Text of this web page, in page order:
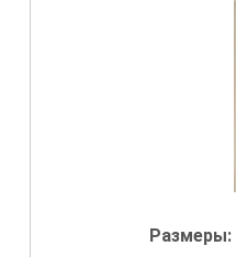
Размеры: